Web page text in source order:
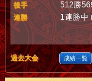
後手 512勝
連勝 1連勝中
過去大会 成績一覧